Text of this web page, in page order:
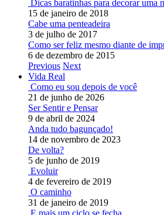
Dicas baratinhas para decorar uma
15 de janeiro de 2018
Cabe uma penteadeira
3 de julho de 2017
Como ser feliz mesmo diante de
6 de dezembro de 2015
Previous Next
Vida Real
Como eu sou depois de você
21 de junho de 2026
Ser Sentir e Pensar
9 de abril de 2024
Anda tudo bagunçado!
14 de novembro de 2023
De volta?
5 de junho de 2019
Evoluir
4 de fevereiro de 2019
O caminho
31 de janeiro de 2019
E mais um ciclo se fecha